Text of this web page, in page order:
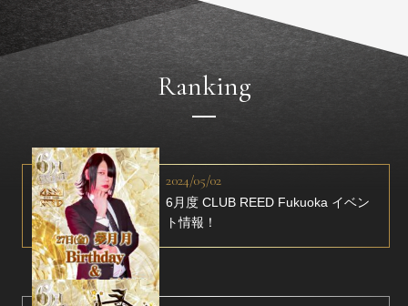
Ranking
2024/05/02
6月度 CLUB REED Fukuoka イベン
ト情報！